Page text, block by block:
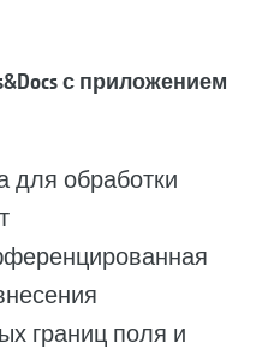
с приложением
для обработки
границ поля и